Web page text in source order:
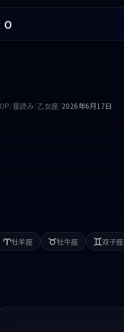
/星読み/乙女座/2026年6月17日
牡羊座 牡牛座 双子座